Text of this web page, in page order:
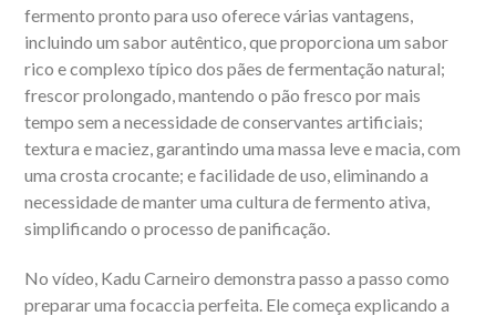
fermento pronto para uso oferece várias vantagens,
incluindo um sabor autêntico, que proporciona um sabor
rico e complexo típico dos pães de fermentação natural;
frescor prolongado, mantendo o pão fresco por mais
tempo sem a necessidade de conservantes artificiais;
textura e maciez, garantindo uma massa leve e macia, com
uma crosta crocante; e facilidade de uso, eliminando a
necessidade de manter uma cultura de fermento ativa,
simplificando o processo de panificação.
No vídeo, Kadu Carneiro demonstra passo a passo como
preparar uma focaccia perfeita. Ele começa explicando a